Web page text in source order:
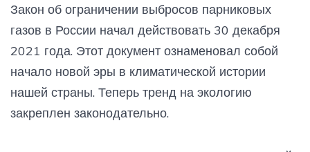
Закон об ограничении выбросов парниковых
газов в России начал действовать 30 декабря
2021 года. Этот документ ознаменовал собой
начало новой эры в климатической истории
нашей страны. Теперь тренд на экологию
закреплен законодательно.